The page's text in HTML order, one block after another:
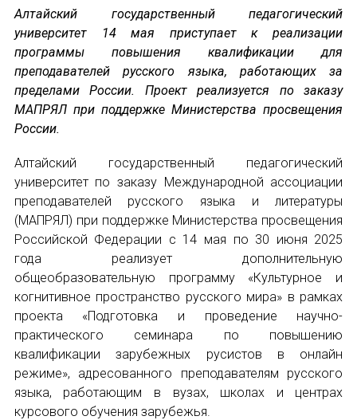
Устав МАПРЯЛ
Вступить в МАПРЯЛ
История МАПРЯЛ
Оплата членских взносов МАПРЯЛ
МЕРОПРИЯТИЯ
Мероприятия МАПРЯЛ на 2026 год
50 лет МАПРЯЛ
Архив мероприятий
НОВОСТИ
КОНГРЕССЫ
Алтайский государственный педагогический
университет 14 мая приступает к реализации
программы повышения квалификации для
преподавателей русского языка, работающих за
пределами России. Проект реализуется по заказу
МАПРЯЛ при поддержке Министерства просвещения
России.
Алтайский государственный педагогический
университет по заказу Международной ассоциации
преподавателей русского языка и литературы
(МАПРЯЛ) при поддержке Министерства просвещения
Российской Федерации с 14 мая по 30 июня 2025
года реализует дополнительную
общеобразовательную программу «Культурное и
когнитивное пространство русского мира» в рамках
проекта «Подготовка и проведение научно-
практического семинара по повышению
квалификации зарубежных русистов в онлайн
режиме», адресованного преподавателям русского
языка, работающим в вузах, школах и центрах
курсового обучения зарубежья.